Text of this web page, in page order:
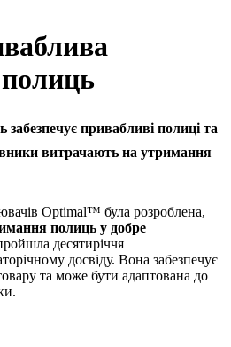
полиць
забезпечує привабливі полиці та
витрачають на утримання
Optimal™ була розроблена,
полиць у добре
десятиріччя
досвіду. Вона забезпечує
та може бути адаптована до